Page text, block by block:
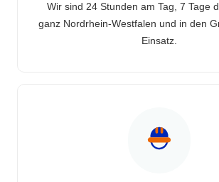
Wir sind 24 Stunden am Tag, 7 Tage
ganz Nordrhein-Westfalen und in den
Einsatz.